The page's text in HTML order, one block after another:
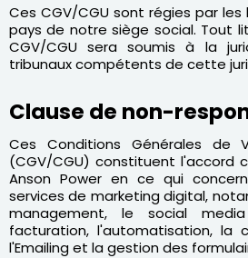
Ces CGV/CGU sont régies par les
pays de notre siège social. Tout
CGV/CGU sera soumis à la
tribunaux compétents de cette
Clause de non-
Ces Conditions Générales de
(CGV/CGU) constituent l'accord
Anson Power en ce qui
services de marketing digital,
management, le social
facturation, l'automatisation, la
l'Emailing et la gestion des